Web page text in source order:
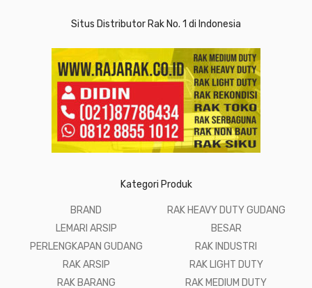
Situs Distributor Rak No. 1 di Indonesia
Kategori Produk
BRAND
LEMARI ARSIP
PERLENGKAPAN GUDANG
RAK ARSIP
RAK BARANG
RAK HEAVY DUTY GUDANG
BESAR
RAK INDUSTRI
RAK LIGHT DUTY
RAK MEDIUM DUTY